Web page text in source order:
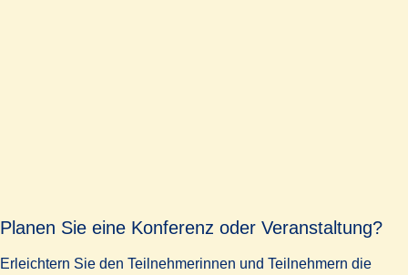
Planen Sie eine Konferenz oder Veranstaltung?
Erleichtern Sie den Teilnehmerinnen und Teilnehmern die